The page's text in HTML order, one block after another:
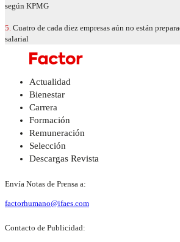
según KPMG
5. Cuatro de cada diez empresas aún no están
salarial
Actualidad
Bienestar
Carrera
Formación
Remuneración
Selección
Descargas Revista
Envía Notas de Prensa a:
factorhumano@ifaes.com
Contacto de Publicidad: